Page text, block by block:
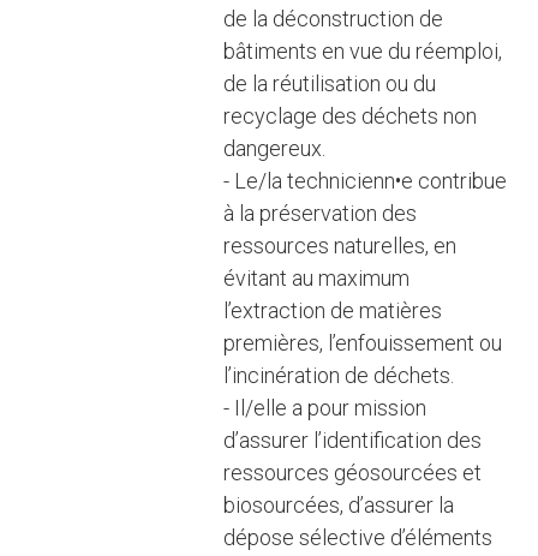
de la déconstruction de
bâtiments en vue du réemploi,
de la réutilisation ou du
recyclage des déchets non
dangereux.
- Le/la technicienn•e contribue
à la préservation des
ressources naturelles, en
évitant au maximum
l’extraction de matières
premières, l’enfouissement ou
l’incinération de déchets.
- Il/elle a pour mission
d’assurer l’identification des
ressources géosourcées et
biosourcées, d’assurer la
dépose sélective d’éléments